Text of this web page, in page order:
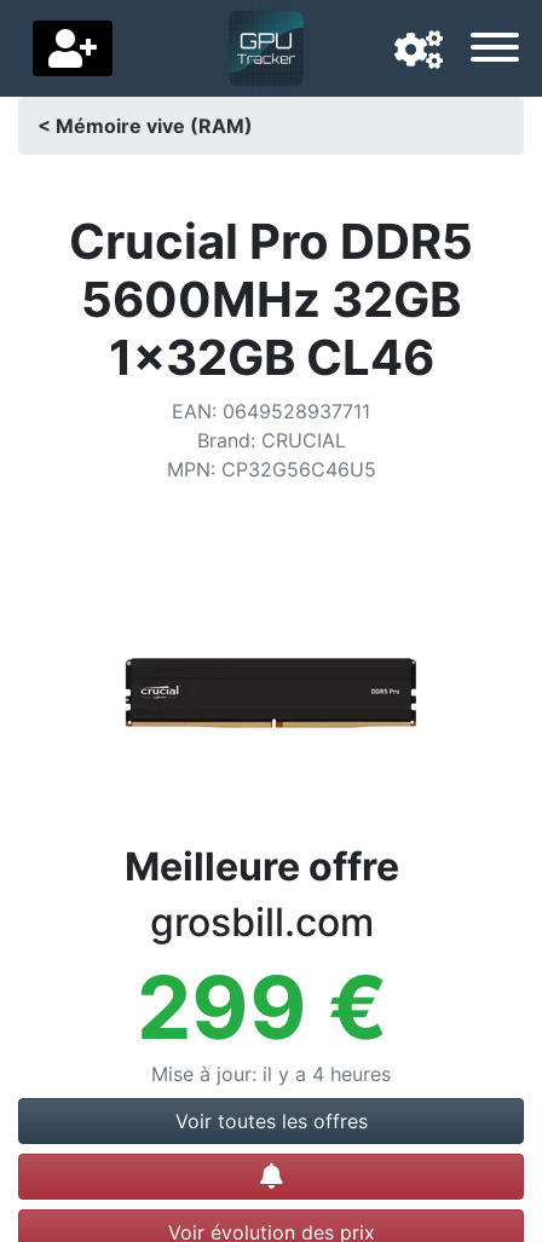
Pays de livraison
Accueil
Baisses de prix
Paramètres
< Mémoire vive (RAM)
Crucial Pro DDR5
5600MHz 32GB
1x32GB CL46
EAN: 0649528937711
Brand: CRUCIAL
MPN: CP32G56C46U5
Meilleure offre
grosbill.com
299 €
Mise à jour: il y a 4 heures
Voir toutes les offres
Créer une alerte
Voir évolution des prix